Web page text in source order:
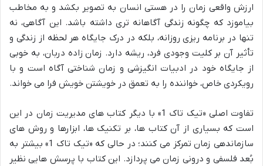
ارزش واقعی زمان را در هستی انسان به تصویر بکشد و به مخاطب
بیاموزد که چگونه زندگی آگاهانه تری داشته باشد. این آگاهی، نه
تنها در برنامه ریزی روزانه، بلکه در درک جایگاه هر لحظه از زندگی و
تأثیر آن بر کلیت وجودی فرد، ریشه دارد. زمان زاده دربان، به خوبی
از جایگاه خود در ادبیات انگیزشی و زمان شناختی آگاه است و با
رویکردی خاص، خواننده را به تعمق در خویشتن خویش فرا می خواند.
تفاوت اصلی «تیک تاک 1» با دیگر کتاب های مدیریت زمان در این
است که بسیاری از آن کتاب ها، بر تکنیک ها، ابزارها و روش های
سازماندهی زمان تمرکز می کنند؛ در حالی که «تیک تاک 1» بیشتر به
بُعد فلسفی و درونی زمان می پردازد. این کتاب با پرسش هایی نظیر